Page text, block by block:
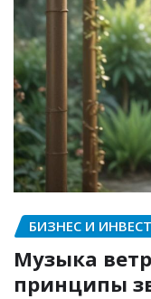
БИЗНЕС И
Музыка
принципы